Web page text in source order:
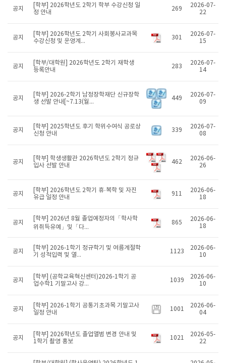
공지
[학부] 2026학년도 2학기 학부 수강신청 일
정 안내
269
2026-07-
22
공지
[학부] 2026학년도 2학기 사회봉사교과목
수강신청 및 운영계...
301
2026-07-
15
공지
[학부/대학원] 2026학년도 2학기 재학생
등록안내
283
2026-07-
14
공지
[학부] 2026-2학기 남정장학재단 신규장학
생 선발 안내[~7.13(월...
449
2026-07-
09
공지
[학부] 2025학년도 후기 학위수여식 공로상
신청 안내
339
2026-07-
08
공지
[학부] 학생생활관 2026학년도 2학기 정규
입사 선발 안내
462
2026-06-
26
공지
[학부] 2026학년도 2학기 휴·복학 및 자진
유급 일정 안내
911
2026-06-
18
공지
[학부] 2026년 8월 졸업예정자의「학사학
위취득유예」및「다...
865
2026-06-
18
공지
[학부] 2026-1학기 정규학기 및 여름계절학
기 성적입력 및 열...
1123
2026-06-
10
공지
[학부] (공학교육혁신센터)2026-1학기 공
업수학1 기말고사 강...
1039
2026-06-
10
공지
[학부] 2026-1학기 공통기초과목 기말고사
일정 안내
1001
2026-06-
04
공지
[학부] 2026학년도 졸업앨범 변경 안내 및
1학기 촬영 홍보
1021
2026-05-
22